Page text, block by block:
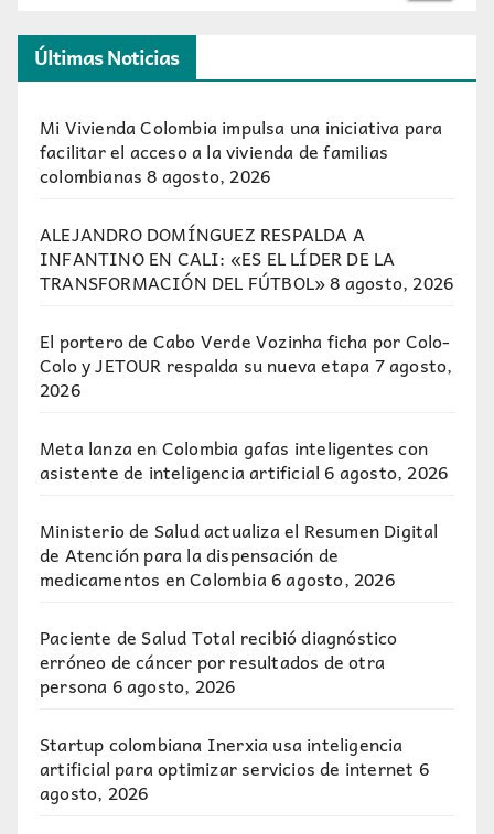
Últimas Noticias
Mi Vivienda Colombia impulsa una iniciativa para
facilitar el acceso a la vivienda de familias
colombianas 8 agosto, 2026
ALEJANDRO DOMÍNGUEZ RESPALDA A
INFANTINO EN CALI: «ES EL LÍDER DE LA
TRANSFORMACIÓN DEL FÚTBOL»8 agosto, 2026
El portero de Cabo Verde Vozinha ficha por Colo-
Colo y JETOUR respalda su nueva etapa7 agosto,
2026
Meta lanza en Colombia gafas inteligentes con
asistente de inteligencia artificial 6 agosto, 2026
Ministerio de Salud actualiza el Resumen Digital
de Atención para la dispensación de
medicamentos en Colombia6 agosto, 2026
Paciente de Salud Total recibió diagnóstico
erróneo de cáncer por resultados de otra
persona6 agosto, 2026
Startup colombiana Inerxia usa inteligencia
artificial para optimizar servicios de internet 6
agosto, 2026